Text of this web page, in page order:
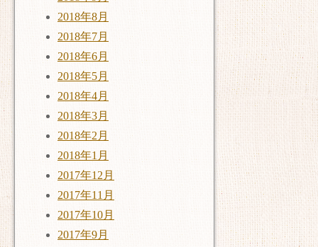
2018年8月
2018年7月
2018年6月
2018年5月
2018年4月
2018年3月
2018年2月
2018年1月
2017年12月
2017年11月
2017年10月
2017年9月